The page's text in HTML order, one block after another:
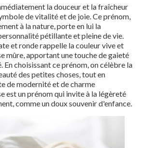
la douceur et la fraîcheur
de vitalité et de joie. Ce prénom,
à la nature, porte en lui la
pétillante et pleine de vie.
et ronde rappelle la couleur vive et
mûre, apportant une touche de gaieté
En choisissant ce prénom, on célèbre la
des petites choses, tout en
de modernité et de charme
est un prénom qui invite à la légèreté
comme un doux souvenir d'enfance.